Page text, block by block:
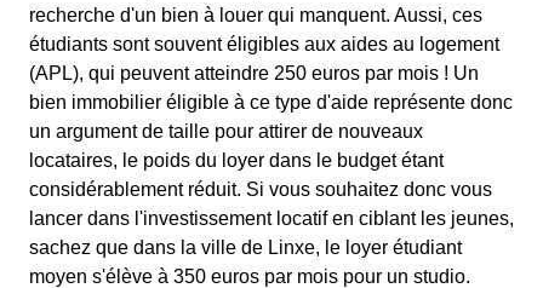
recherche d'un bien à louer qui manquent. Aussi, ces
étudiants sont souvent éligibles aux aides au logement
(APL), qui peuvent atteindre 250 euros par mois ! Un
bien immobilier éligible à ce type d'aide représente donc
un argument de taille pour attirer de nouveaux
locataires, le poids du loyer dans le budget étant
considérablement réduit. Si vous souhaitez donc vous
lancer dans l'investissement locatif en ciblant les jeunes,
sachez que dans la ville de Linxe, le loyer étudiant
moyen s'élève à 350 euros par mois pour un studio.